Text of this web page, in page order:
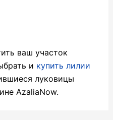
ваш участок
и купить лилии
луковицы
AzaliaNow.